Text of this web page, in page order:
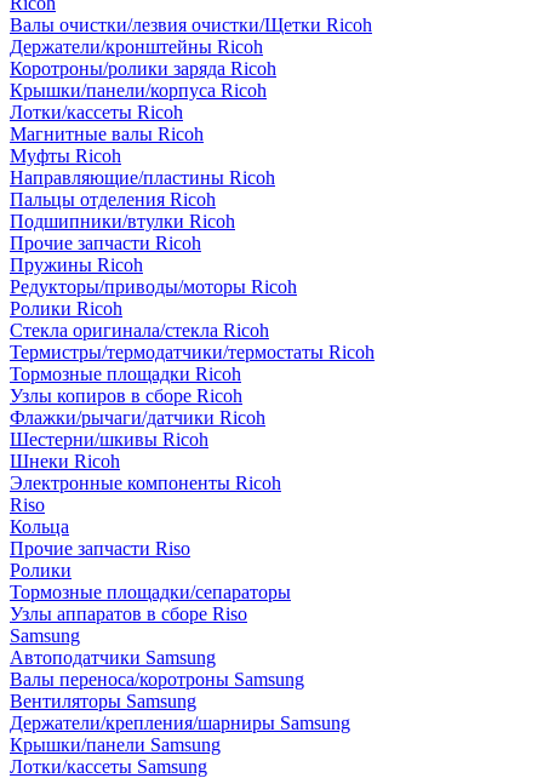
Валы очистки/лезвия очистки/Щетки Ricoh
Держатели/кронштейны Ricoh
Коротроны/ролики заряда Ricoh
Крышки/панели/корпуса Ricoh
Лотки/кассеты Ricoh
Магнитные валы Ricoh
Муфты Ricoh
Направляющие/пластины Ricoh
Пальцы отделения Ricoh
Подшипники/втулки Ricoh
Прочие запчасти Ricoh
Пружины Ricoh
Редукторы/приводы/моторы Ricoh
Ролики Ricoh
Стекла оригинала/стекла Ricoh
Термистры/термодатчики/термостаты Ricoh
Тормозные площадки Ricoh
Узлы копиров в сборе Ricoh
Флажки/рычаги/датчики Ricoh
Шестерни/шкивы Ricoh
Шнеки Ricoh
Электронные компоненты Ricoh
Riso
Кольца
Прочие запчасти Riso
Ролики
Тормозные площадки/сепараторы
Узлы аппаратов в сборе Riso
Samsung
Автоподатчики Samsung
Валы переноса/коротроны Samsung
Вентиляторы Samsung
Держатели/крепления/шарниры Samsung
Крышки/панели Samsung
Лотки/кассеты Samsung